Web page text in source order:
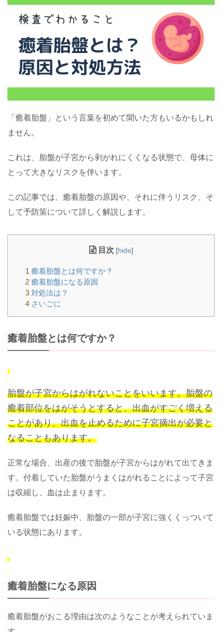
「癒着胎盤」という言葉を初めて聞いた方もいるかもしれ
ません。
これは、胎盤が子宮から剥がれにくくなる状態で、母体に
とって大きなリスクを伴います。
この記事では、癒着胎盤の原因や、それに伴うリスク、そ
して予防策について詳しく解説します。
目次 [hide]
1 癒着胎盤とは何ですか？
2 癒着胎盤になる原因
3 対処法は？
4 さいごに
癒着胎盤とは何ですか？
胎盤が子宮からはがれないことをいいます。胎盤の
癒着部位をはがそうとすると、出血がすごく増える
ことがあり、出血を止めるために子宮摘出が必要と
なることもあります。
正常な場合、出産の後で胎盤が子宮からはがれて出てきま
す。付着していた胎盤がうまくはがれることによって子宮
は収縮し、血は止まります。
癒着胎盤では妊娠中、胎盤の一部が子宮に強くくっついて
いる状態にあります。
癒着胎盤になる原因
癒着胎盤がおこる理由は次のようなことが考えられていま